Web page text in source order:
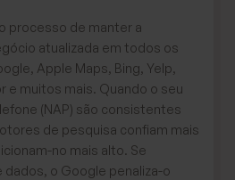
processo de manter a
atualizada em todos os
Apple Maps, Bing, Yelp,
e muitos mais. Quando o seu
(NAP) são consistentes
de pesquisa confiam mais
no mais alto. Se
o Google penaliza-o